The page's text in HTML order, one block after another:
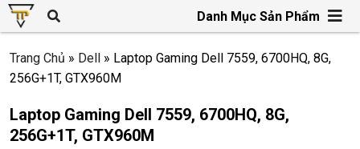
Danh Mục Sản Phẩm
Trang Chủ » Dell » Laptop Gaming Dell 7559, 6700HQ, 8G,
256G+1T, GTX960M
Laptop Gaming Dell 7559, 6700HQ, 8G,
256G+1T, GTX960M